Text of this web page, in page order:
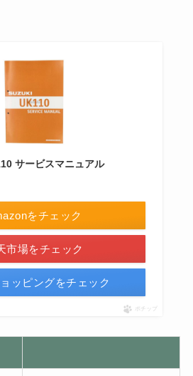
サービスマニュアル
をチェック
市場をチェック
ッピングをチェック
ポチップ